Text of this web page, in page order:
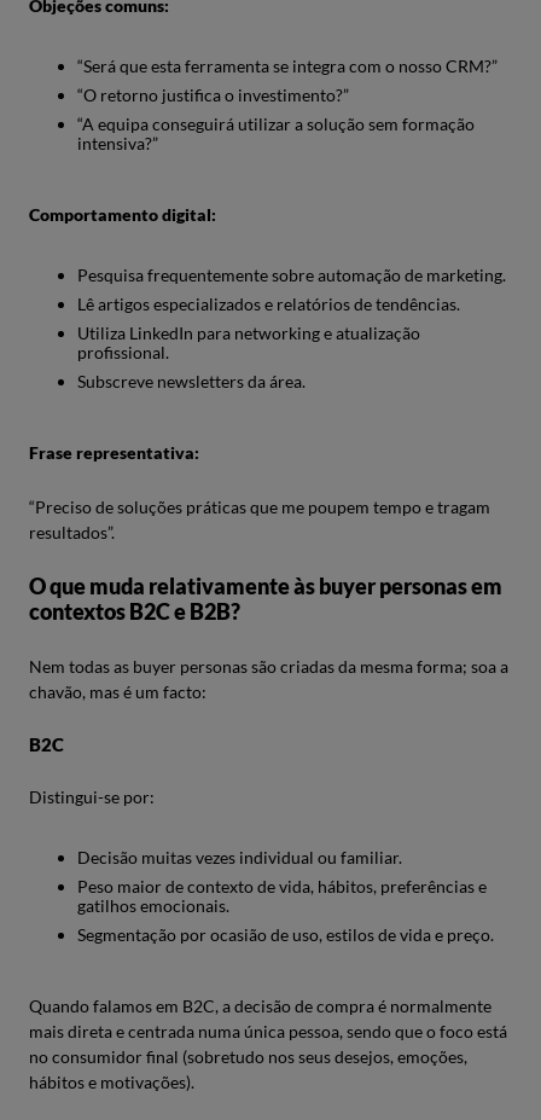
Objeções comuns:
“Será que esta ferramenta se integra com o nosso CRM?”
“O retorno justifica o investimento?”
“A equipa conseguirá utilizar a solução sem formação
intensiva?”
Comportamento digital:
Pesquisa frequentemente sobre automação de marketing.
Lê artigos especializados e relatórios de tendências.
Utiliza LinkedIn para networking e atualização
profissional.
Subscreve newsletters da área.
Frase representativa:
“Preciso de soluções práticas que me poupem tempo e tragam
resultados”.
O que muda relativamente às buyer personas em
contextos B2C e B2B?
Nem todas as buyer personas são criadas da mesma forma; soa a
chavão, mas é um facto:
B2C
Distingui-se por:
Decisão muitas vezes individual ou familiar.
Peso maior de contexto de vida, hábitos, preferências e
gatilhos emocionais.
Segmentação por ocasião de uso, estilos de vida e preço.
Quando falamos em B2C, a decisão de compra é normalmente
mais direta e centrada numa única pessoa, sendo que o foco está
no consumidor final (sobretudo nos seus desejos, emoções,
hábitos e motivações).